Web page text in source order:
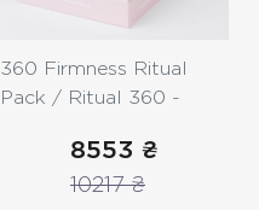
360 Firmness Ritual
Pack / Ritual 360 -
10217₴
8553 ₴